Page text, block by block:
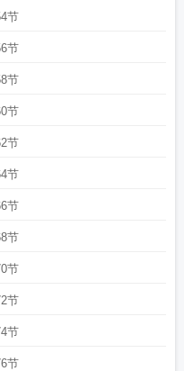
节
节
节
节
节
节
节
节
节
节
节
节